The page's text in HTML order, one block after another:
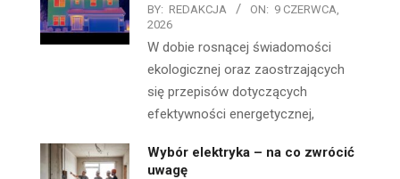
BY: REDAKCJA ON: 9 CZERWCA,
2026
W dobie rosnącej świadomości
ekologicznej oraz zaostrzających
się przepisów dotyczących
efektywności energetycznej,
Wybór elektryka – na co zwrócić
uwagę